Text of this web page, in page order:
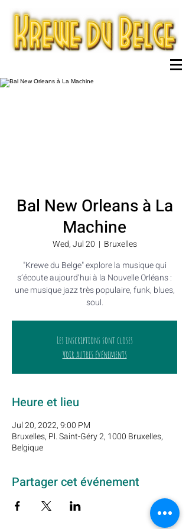
Bal New Orleans à La
Machine
Wed, Jul 20
  |
Bruxelles
"Krewe du Belge" explore la musique qui
s’écoute aujourd’hui à la Nouvelle Orléans :
une musique jazz très populaire, funk, blues,
soul.
Les inscriptions sont closes
Voir autres événements
Heure et lieu
Jul 20, 2022, 9:00 PM
Bruxelles, Pl. Saint-Géry 2, 1000 Bruxelles,
Belgique
Partager cet événement